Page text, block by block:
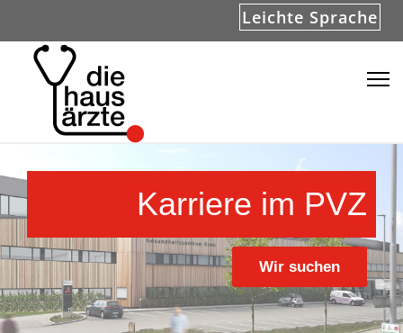
Leichte Sprache
Karriere im PVZ
Wir suchen